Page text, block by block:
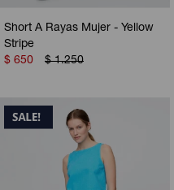
Short A Rayas Mujer - Yellow
Stripe
$ 650 $ 1.250